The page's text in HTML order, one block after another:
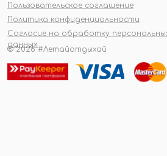
© 2026 #Летайотдыхай
Согласие на обработку
данных
Политика конфиденциальности
Пользовательское соглашение